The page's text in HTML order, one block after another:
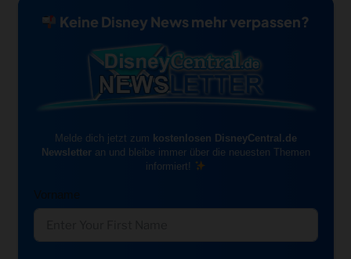
Keine Disney News mehr verpassen?
Melde dich jetzt zum kostenlosen DisneyCentral.de
Newsletteran und bleibe immer über die neuesten Themen
informiert!
Vorname